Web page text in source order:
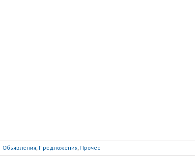
Объявления, Предложения, Прочее